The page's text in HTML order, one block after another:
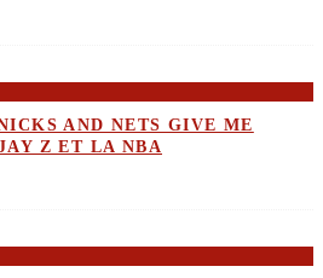
AND NETS GIVE ME
Z ET LA NBA